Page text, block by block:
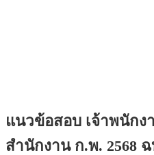
แนวข้อสอบ เจ้าพนัก
สำนักงาน ก.พ. 2568